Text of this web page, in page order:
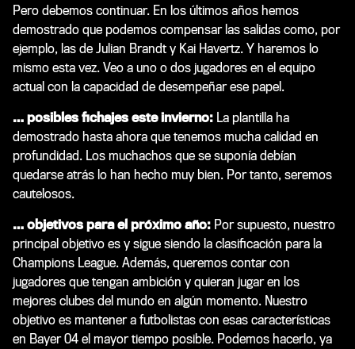
Pero debemos continuar. En los últimos años hemos
demostrado que podemos compensar las salidas como, por
ejemplo, las de Julian Brandt y Kai Havertz. Y haremos lo
mismo esta vez. Veo a uno o dos jugadores en el equipo
actual con la capacidad de desempeñar ese papel.
… posibles fichajes este invierno: La plantilla ha
demostrado hasta ahora que tenemos mucha calidad en
profundidad. Los muchachos que se suponía debían
quedarse atrás lo han hecho muy bien. Por tanto, seremos
cautelosos.
… objetivos para el próximo año: Por supuesto, nuestro
principal objetivo es y sigue siendo la clasificación para la
Champions League. Además, queremos contar con
jugadores que tengan ambición y quieran jugar en los
mejores clubes del mundo en algún momento. Nuestro
objetivo es mantener a futbolistas con esas características
en Bayer 04 el mayor tiempo posible. Podemos hacerlo, ya